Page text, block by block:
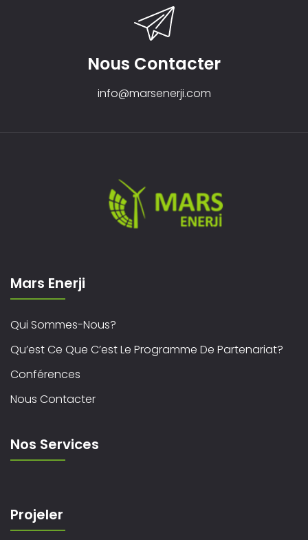
Nous Contacter
info@marsenerji.com
Mars Enerji
Qui Sommes-Nous?
Qu’est Ce Que C’est Le Programme De Partenariat?
Conférences
Nous Contacter
Nos Services
Projeler